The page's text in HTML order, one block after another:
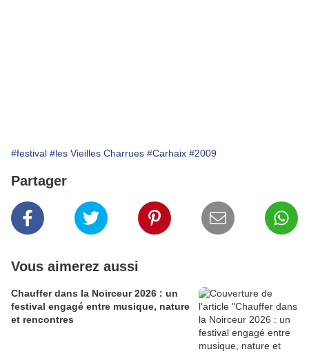
#festival #les Vieilles Charrues #Carhaix #2009
Partager
Vous aimerez aussi
Chauffer dans la Noirceur 2026 : un
festival engagé entre musique, nature
et rencontres